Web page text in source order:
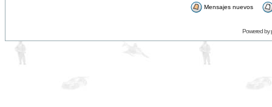
Mensajes nuevos
Powered by